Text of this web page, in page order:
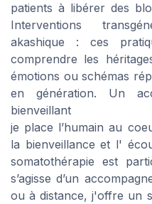
patients à libérer des
Interventions
akashique : ces
comprendre les
émotions ou schémas
en génération. Un
bienveillant
je place l’humain au
la bienveillance et l'
somatothérapie est
s’agisse d’un
ou à distance, j'offre un